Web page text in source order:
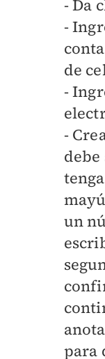
- Da
-
de
-
-
debe
un
para